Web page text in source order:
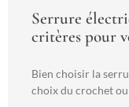
Serrure
critères pour
Bien choisir la
choix du crochet